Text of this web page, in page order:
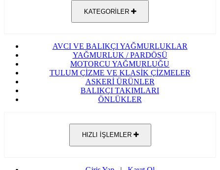
KATEGORİLER
AVCI VE BALIKÇI YAĞMURLUKLAR
YAĞMURLUK / PARDÖSÜ
MOTORCU YAĞMURLUĞU
TULUM ÇİZME VE KLASİK ÇİZMELER
ASKERİ ÜRÜNLER
BALIKÇI TAKIMLARI
ÖNLÜKLER
HIZLI İŞLEMLER